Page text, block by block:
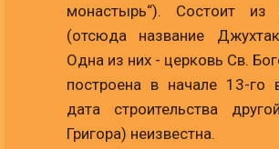
монастырь“). Состоит из
(отсюда название
Одна из них - церковь Св.
построена в начале 13-го
дата строительства
Григора) неизвестна.